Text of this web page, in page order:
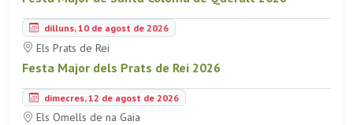
dilluns, 10 de agost de 2026
Els Prats de Rei
Festa Major dels Prats de Rei 2026
dimecres, 12 de agost de 2026
Els Omells de na Gaia